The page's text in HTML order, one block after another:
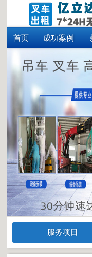
首页 成功案例
服务项目